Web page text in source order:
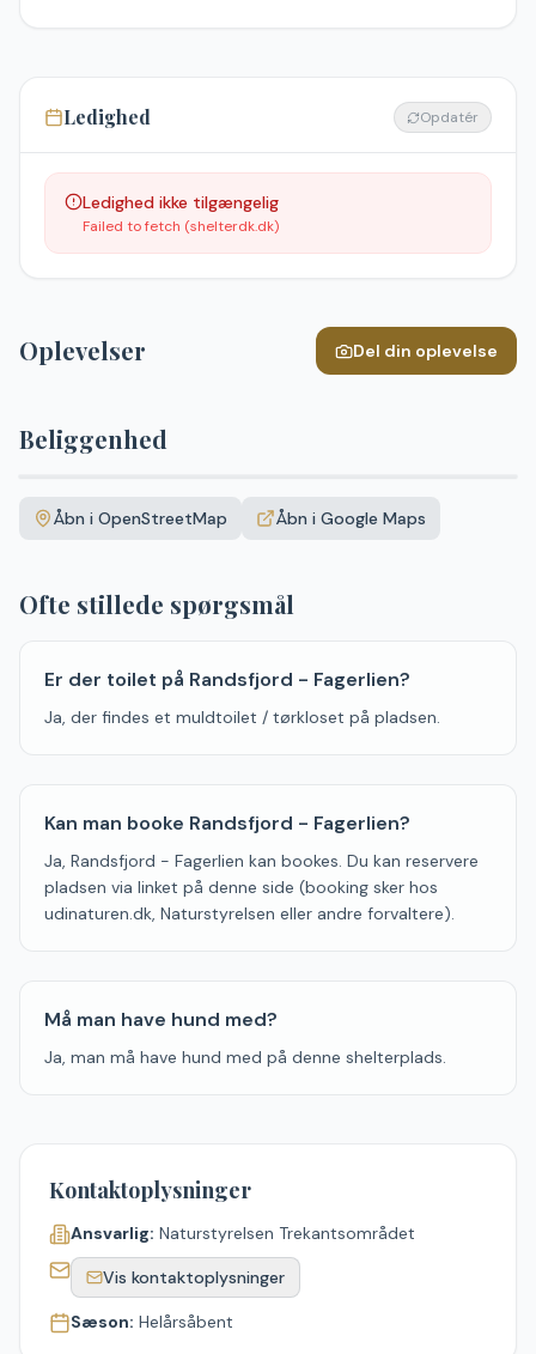
Ledighed Opdatér
Ledighed ikke tilgængelig
Failed to fetch (shelterdk.dk)
Oplevelser Del din oplevelse
Beliggenhed
+Åbn i OpenStreetMap Åbn i Google Maps
Ofte stillede spørgsmål
Er der toilet på Randsfjord - Fagerlien?
Ja, der findes et muldtoilet / tørkloset på pladsen.
Kan man booke Randsfjord - Fagerlien?
Ja, Randsfjord - Fagerlien kan bookes. Du kan reservere
pladsen via linket på denne side (booking sker hos
udinaturen.dk, Naturstyrelsen eller andre forvaltere).
Må man have hund med?
Ja, man må have hund med på denne shelterplads.
Kontaktoplysninger
Ansvarlig: Naturstyrelsen Trekantsområdet
Vis kontaktoplysninger
Sæson: Helårsåbent